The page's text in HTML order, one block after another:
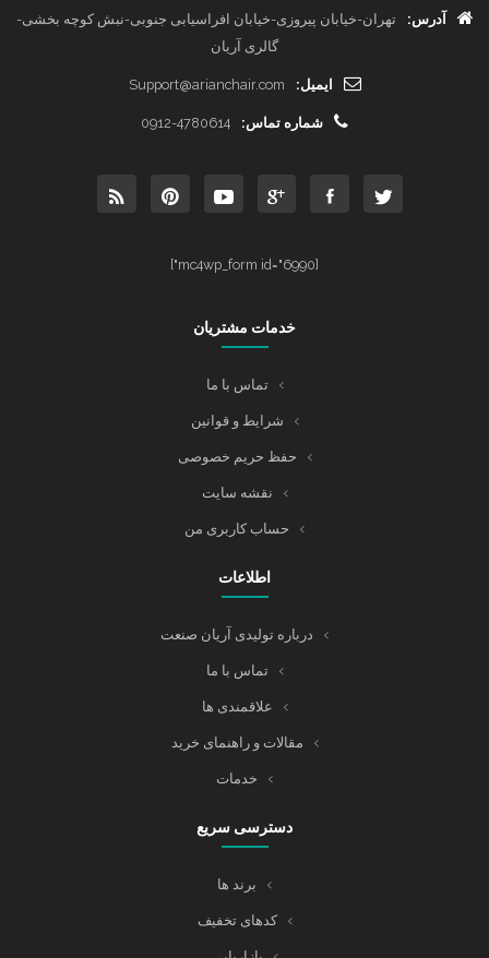
آدرس:
تهران-خیابان پیروزی-خیابان افراسیابی جنوبی-نبش کوچه بخشی-
گالری آریان
ایمیل: Support@arianchair.com
شماره تماس: 0912-4780614
[mc4wp_form id="6990"]
خدمات مشتریان
تماس با ما
شرایط و قوانین
حفظ حریم خصوصی
نقشه سایت
حساب کاربری من
اطلاعات
درباره تولیدی آریان صنعت
تماس با ما
علاقمندی ها
مقالات و راهنمای خرید
خدمات
دسترسی سریع
برند ها
کدهای تخفیف